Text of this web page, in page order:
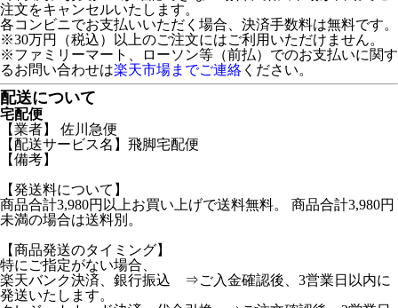
注文をキャンセルいたします。
各コンビニでお支払いいただく場合、決済手数料は無料です。
※30万円（税込）以上のご注文にはご利用いただけません。
※ファミリーマート、ローソン等（前払）でのお支払いに関す
るお問い合わせは楽天市場までご連絡 ください。
配送について
宅配便
【業者】 佐川急便
【配送サービス名】飛脚宅配便
【備考】
【発送料について】
商品合計3,980円以上お買い上げで送料無料。 商品合計3,980円
未満の場合は送料別。
【商品発送のタイミング】
特にご指定がない場合、
楽天バンク決済、銀行振込 ⇒ご入金確認後、3営業日以内に
発送いたします。